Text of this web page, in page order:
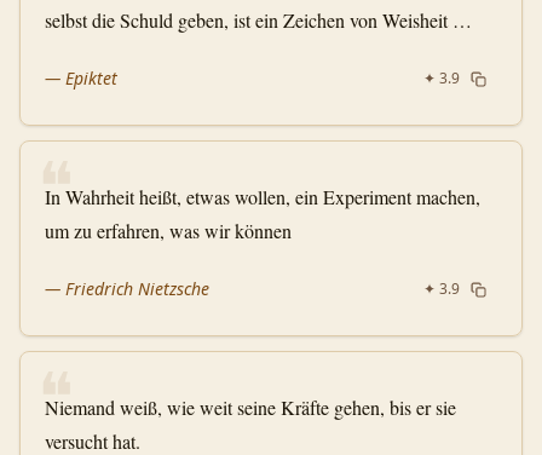
selbst die Schuld geben, ist ein Zeichen von Weisheit …
— Epiktet ✦ 3.9
❝
In Wahrheit heißt, etwas wollen, ein Experiment machen,
um zu erfahren, was wir können
— Friedrich Nietzsche ✦ 3.9
❝
Niemand weiß, wie weit seine Kräfte gehen, bis er sie
versucht hat.